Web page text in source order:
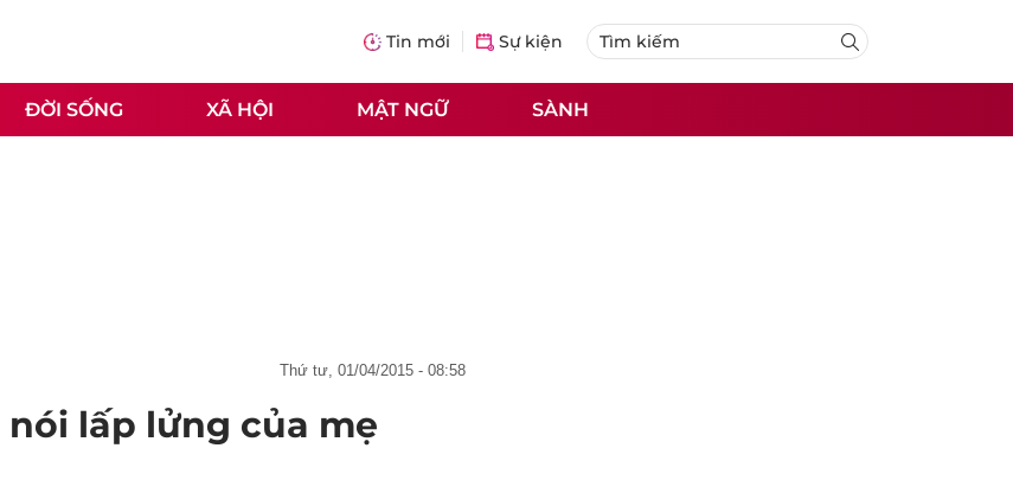
Tin mới Sự kiện
ĐỜI SỐNG XÃ HỘI MẬT NGỮ SÀNH
thứ tư, 01/04/2015 - 08:58
lấp lửng của mẹ